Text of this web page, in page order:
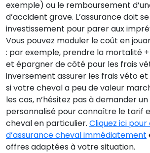
exemple) ou le remboursement
d’accident grave. L’assurance doit
investissement pour parer aux
Vous pouvez moduler le coût en
: par exemple, prendre la mortalité
et épargner de côté pour les frais
inversement assurer les frais véto
si votre cheval a peu de valeur
les cas, n’hésitez pas à demander un
personnalisé pour connaître le tarif
cheval en particulier. Cliquez ici
d’assurance cheval immédiatement
offres adaptées à votre situation.